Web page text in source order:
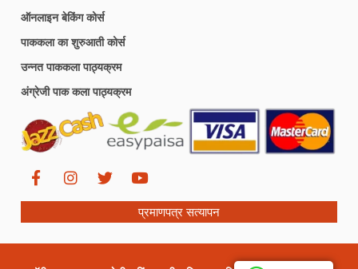
ऑनलाइन बेकिंग कोर्स
पाककला का शुरुआती कोर्स
उन्नत पाककला पाठ्यक्रम
अंग्रेजी पाक कला पाठ्यक्रम
प्रमाणपत्र सत्यापन